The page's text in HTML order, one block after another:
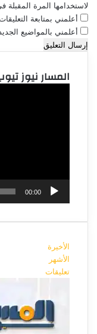
لاستخدامها المرة المقبلة
أعلمني بمتابعة
أعلمني بالمواضيع
المسار نيوز
00:00
الأخيرة
الأشهر
تعليقات